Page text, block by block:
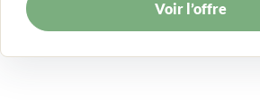
Voir l’offre